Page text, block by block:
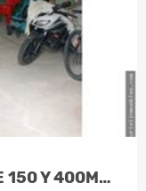
SE ARRIENDAN BODEGAS DE 150 Y 400M2, T…